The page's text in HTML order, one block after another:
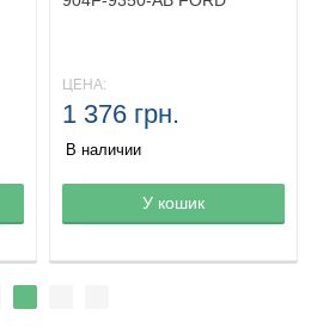
Товар в корзине
ЦЕНА:
1 376 грн.
В наличии
У кошик